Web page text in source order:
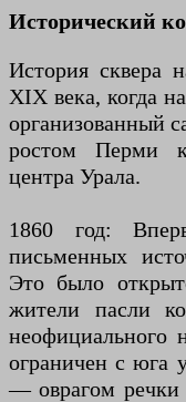
Исторический
История сквера
XIX века, когда
организованный
ростом Перми
центра Урала.
1860 год:
письменных
Это было
жители пасли
неофициального
ограничен с юга
— оврагом